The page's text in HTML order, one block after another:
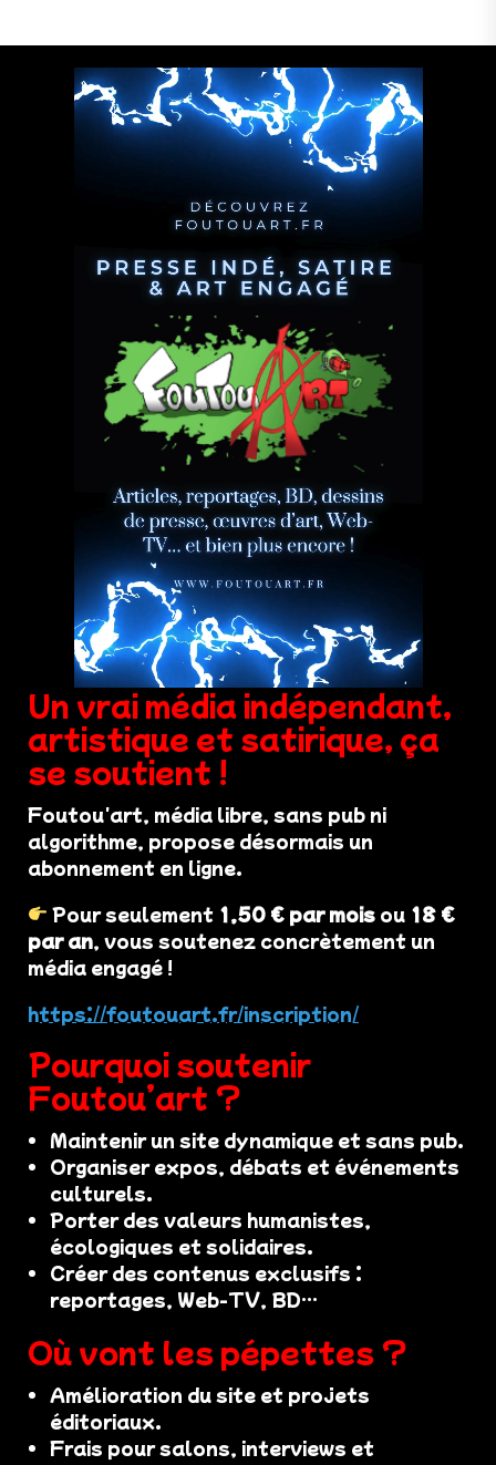
Un vrai média indépendant,
artistique et satirique, ça
se soutient !
Foutou'art, média libre, sans pub ni
algorithme, propose désormais un
abonnement en ligne.
Pour seulement 1,50 € par mois ou 18 €
par an, vous soutenez concrètement un
média engagé !
https://foutouart.fr/inscription/
Pourquoi soutenir
Foutou’art ?
Maintenir un site dynamique et sans pub.
Organiser expos, débats et événements
culturels.
Porter des valeurs humanistes,
écologiques et solidaires.
Créer des contenus exclusifs :
reportages, Web-TV, BD…
Où vont les pépettes ?
Amélioration du site et projets
éditoriaux.
Frais pour salons, interviews et